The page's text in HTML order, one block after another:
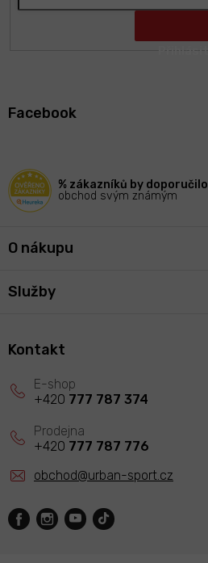
Facebook
% zákazníků by doporučilo
obchod svým známým
O nákupu
Služby
Kontakt
obchod@urban-sport.cz
+420 777 787 374
+420 777 787 776